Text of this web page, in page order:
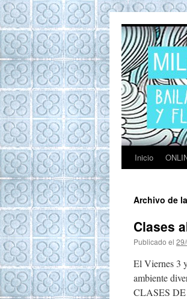
Tango
Tango en Barcelona.
Barcelona. Show
Eventos. Private
Mar. Milongas y
Barcelona
contenido
Inicio
Archivo de
Clases
Publicado el
El Viernes 3
ambiente
CLASES